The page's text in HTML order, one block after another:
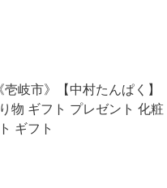
岐市》【中村たんぱく】
物 ギフト プレゼント 化粧
ギフト